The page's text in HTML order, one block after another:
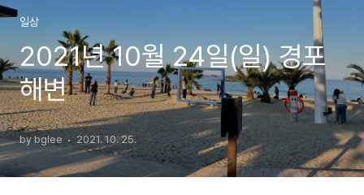
일상
2021년 10월 24일(일) 경포
해변
by bglee 2021. 10. 25.